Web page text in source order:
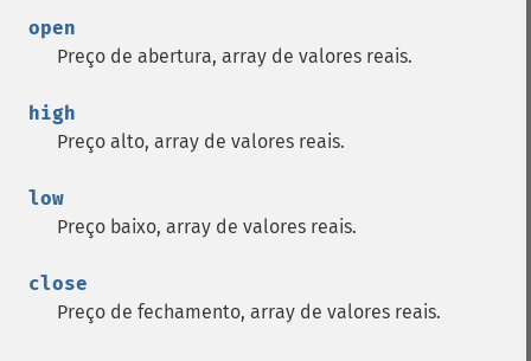
open
Preço de abertura, array de valores reais.
high
Preço alto, array de valores reais.
low
Preço baixo, array de valores reais.
close
Preço de fechamento, array de valores reais.